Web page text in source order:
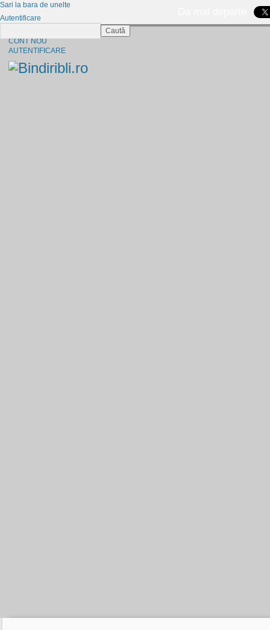
CONT NOU
AUTENTIFICARE
Sari la bara de unelte
Autentificare
Caută